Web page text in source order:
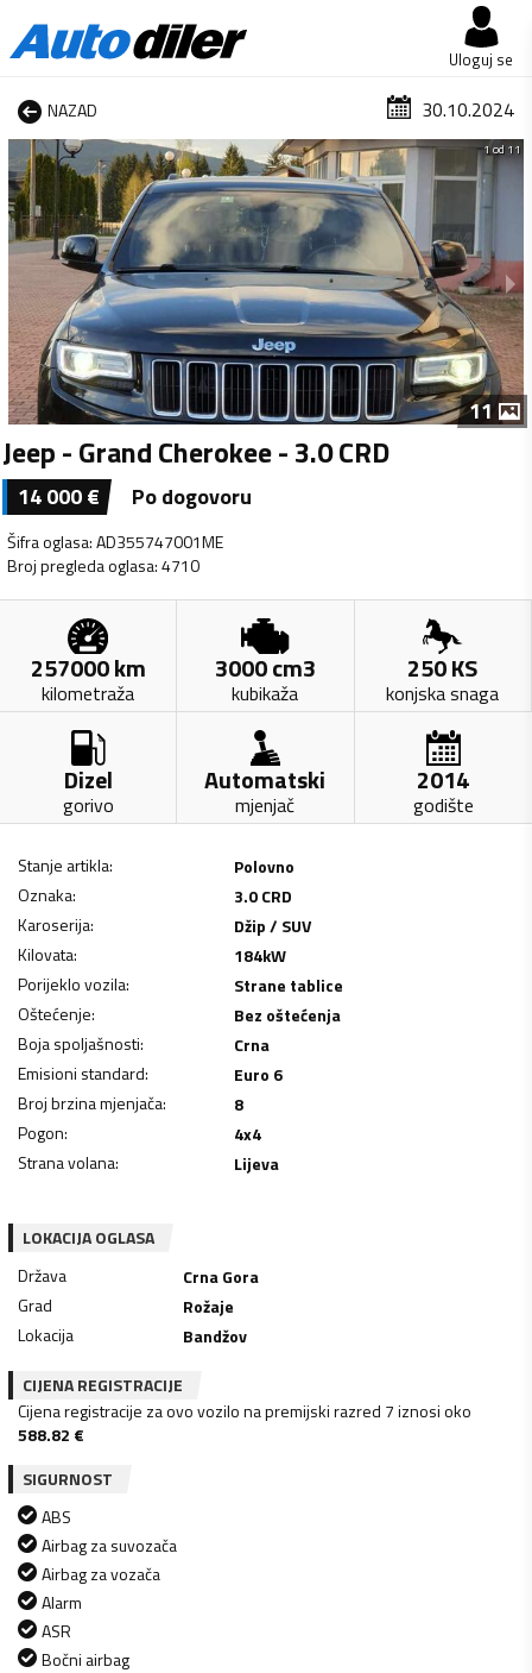
Uloguj se
NAZAD 30.10.2024
1 od 11
11
Jeep - Grand Cherokee - 3.0 CRD
14 000€ Po dogovoru
Šifra oglasa:AD355747001ME
Broj pregleda oglasa:4710
257000km
kilometraža
3000cm3
kubikaža
250KS
konjska snaga
Dizel
gorivo
Automatski
mjenjač
2014
godište
Stanje artikla:
Polovno
Oznaka:
3.0 CRD
Karoserija:
Džip / SUV
Kilovata: 184kW
Porijeklo vozila:
Strane tablice
Oštećenje:
Bez oštećenja
Boja spoljašnosti:
Crna
Emisioni standard:
Euro 6
Broj brzina mjenjača:
8
Pogon:
4x4
Strana volana: Lijeva
LOKACIJA OGLASA
Država
Crna Gora
Grad
Rožaje
Lokacija
Bandžov
CIJENA REGISTRACIJE
Cijena registracije za ovo vozilo na premijski razred 7 iznosi oko
588.82 €
SIGURNOST
ABS
Airbag za suvozača
Airbag za vozača
Alarm
ASR
Bočni airbag